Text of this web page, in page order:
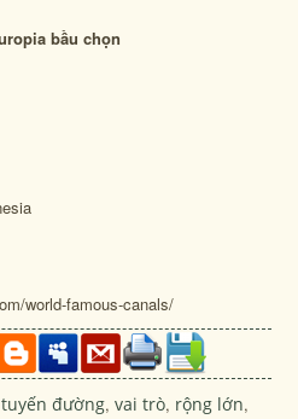
bầu chọn
world-famous-canals/
tuyến đường,vai trò, rộng lớn,